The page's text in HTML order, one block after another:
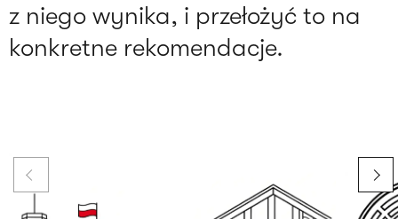
z niego wynika, i przełożyć to na
konkretne rekomendacje.